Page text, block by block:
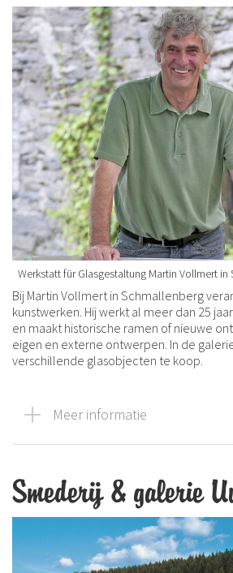
Werkstatt für Glasgestaltung Martin Vollmert in
Bij Martin Vollmert in Schmallenberg
kunstwerken. Hij werkt al meer dan 25
en maakt historische ramen of nieuwe
eigen en externe ontwerpen. In de
verschillende glasobjecten te koop.
Meer informatie
Smederij & galerie